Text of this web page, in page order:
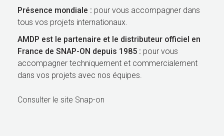
Présence mondiale : pour vous accompagner dans
tous vos projets internationaux.
AMDP est le partenaire et le distributeur officiel en
France de SNAP-ON depuis 1985 : pour vous
accompagner techniquement et commercialement
dans vos projets avec nos équipes.
Consulter le site Snap-on